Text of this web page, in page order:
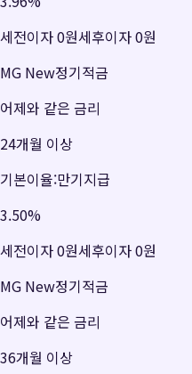
세전이자0원세후이자0원
MG New정기적금
어제와 같은 금리
24개월 이상
기본이율:만기지급
3.50%
세전이자0원세후이자0원
MG New정기적금
어제와 같은 금리
36개월 이상